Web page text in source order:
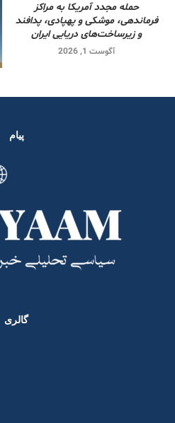
حمله مجدد آمریکا به مراکز
فرماندهی، موشکی و پهپادی، پدافند
و زیرساخت‌های دریایی ایران
آگوست 1, 2026
پیام
گالری